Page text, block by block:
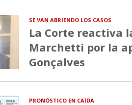
SE VAN ABRIENDO LOS CASOS
La Corte reactiva
Marchetti por la
Gonçalves
PRONÓSTICO EN CAÍDA